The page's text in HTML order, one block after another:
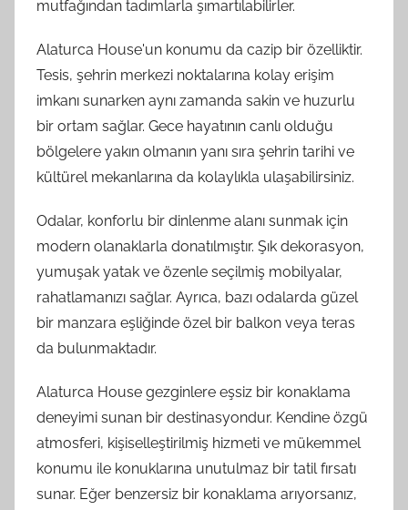
mutfağından tadımlarla şımartılabilirler.
Alaturca House'un konumu da cazip bir özelliktir.
Tesis, şehrin merkezi noktalarına kolay erişim
imkanı sunarken aynı zamanda sakin ve huzurlu
bir ortam sağlar. Gece hayatının canlı olduğu
bölgelere yakın olmanın yanı sıra şehrin tarihi ve
kültürel mekanlarına da kolaylıkla ulaşabilirsiniz.
Odalar, konforlu bir dinlenme alanı sunmak için
modern olanaklarla donatılmıştır. Şık dekorasyon,
yumuşak yatak ve özenle seçilmiş mobilyalar,
rahatlamanızı sağlar. Ayrıca, bazı odalarda güzel
bir manzara eşliğinde özel bir balkon veya teras
da bulunmaktadır.
Alaturca House gezginlere eşsiz bir konaklama
deneyimi sunan bir destinasyondur. Kendine özgü
atmosferi, kişiselleştirilmiş hizmeti ve mükemmel
konumu ile konuklarına unutulmaz bir tatil fırsatı
sunar. Eğer benzersiz bir konaklama arıyorsanız,